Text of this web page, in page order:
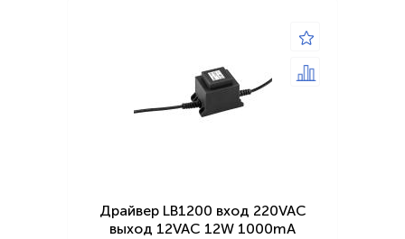
Драйвер LB1200 вход 220VAC
выход 12VAC 12W 1000mA